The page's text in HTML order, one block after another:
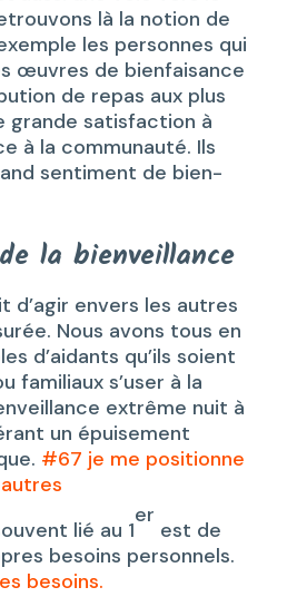
là la notion de
les personnes qui
œuvres de bienfaisance
de repas aux plus
grande satisfaction à
à la communauté. Ils
sentiment de bien-
la bienveillance
d’agir envers les autres
Nous avons tous en
d’aidants qu’ils soient
familiaux s’user à la
extrême nuit à
un épuisement
#67 je me positionne
lié au 1
er
est de
besoins personnels.
besoins.